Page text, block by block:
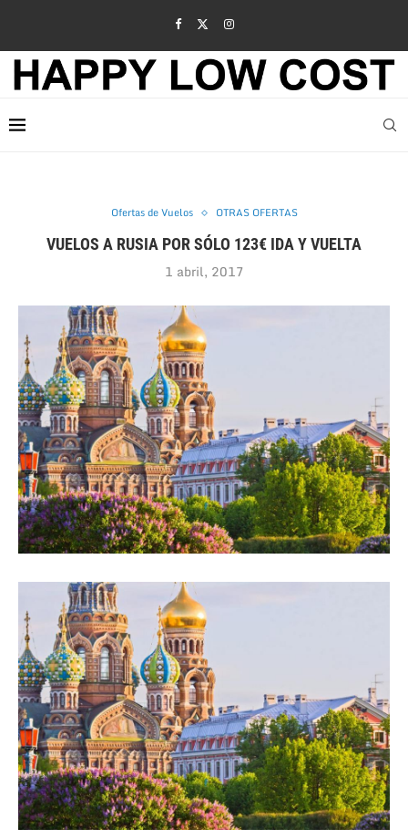
Ofertas de Vuelos OTRAS OFERTAS
VUELOS A RUSIA POR SÓLO 123€ IDA Y VUELTA
1 abril, 2017